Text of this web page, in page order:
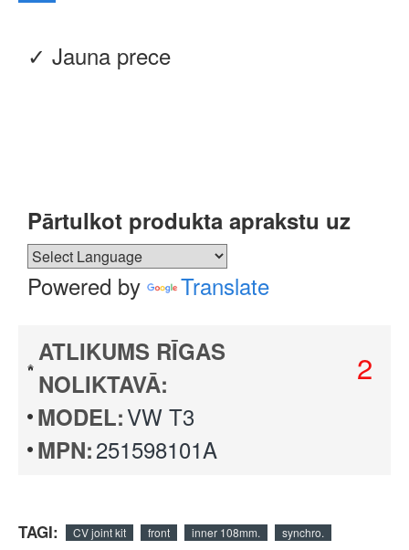
✓ Jauna prece
Pārtulkot produkta aprakstu uz
Powered by Translate
ATLIKUMS RĪGAS
NOLIKTAVĀ:
2
MODEL:VW T3
MPN:251598101A
TAGI: CV joint kit front inner 108mm.
synchro.